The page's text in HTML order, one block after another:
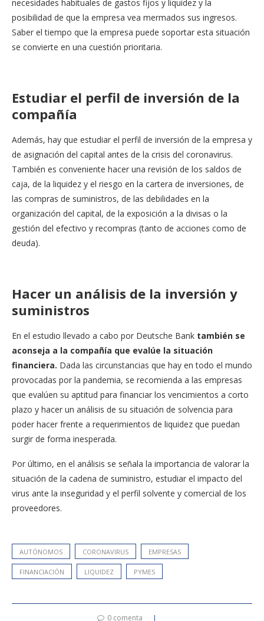
necesidades habituales de gastos fijos y liquidez y la
posibilidad de que la empresa vea mermados sus ingresos.
Saber el tiempo que la empresa puede soportar esta situación
se convierte en una cuestión prioritaria.
Estudiar el perfil de inversión de la
compañía
Además, hay que estudiar el perfil de inversión de la empresa y
de asignación del capital antes de la crisis del coronavirus.
También es conveniente hacer una revisión de los saldos de
caja, de la liquidez y el riesgo en la cartera de inversiones, de
las compras de suministros, de las debilidades en la
organización del capital, de la exposición a la divisas o la
gestión del efectivo y recompras (tanto de acciones como de
deuda).
Hacer un análisis de la inversión y
suministros
En el estudio llevado a cabo por Deutsche Bank también se
aconseja a la compañía que evalúe la situación
financiera. Dada las circunstancias que hay en todo el mundo
provocadas por la pandemia, se recomienda a las empresas
que evalúen su aptitud para financiar los vencimientos a corto
plazo y hacer un análisis de su situación de solvencia para
poder hacer frente a requerimientos de liquidez que puedan
surgir de forma inesperada.
Por último, en el análisis se señala la importancia de valorar la
situación de la cadena de suministro, estudiar el impacto del
virus ante la inseguridad y el perfil solvente y comercial de los
proveedores.
AUTÓNOMOS CORONAVIRUS EMPRESAS
FINANCIACIÓN LIQUIDEZ PYMES
0 comenta